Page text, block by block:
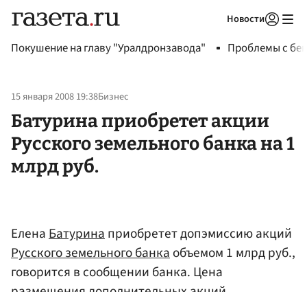
Новости
Покушение на главу "Уралдронзавода" Проблемы с
15 января 2008 19:38Бизнес
Батурина приобретет акции
Русского земельного банка на 1
млрд руб.
ЕленаБатуринаприобретет допэмиссию акций
Русского земельного банкаобъемом 1 млрд руб.,
говорится в сообщении банка. Цена